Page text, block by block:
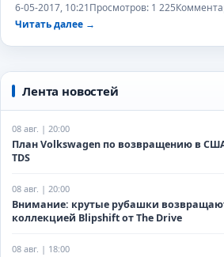
6-05-2017, 10:21Просмотров: 1 225
Читать далее →
Лента новостей
08 авг. | 20:00
План Volkswagen по возвращению в
TDS
08 авг. | 20:00
Внимание: крутые рубашки
коллекцией Blipshift от The Drive
08 авг. | 18:00